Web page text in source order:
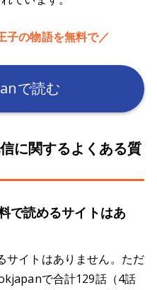
子の物語を無料で／
で読む
に関するよくある質
で読めるサイトはあ
サイトはありません。ただ
で合計129話（4話